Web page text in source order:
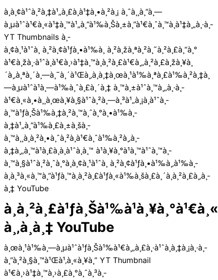
à¸­à¸¢à¹ˆà¸²à¸‡à¹„à¸£à¸à¹‡à¸•à¸²à¸¡ à¸ˆà¸¸à¸”à¸—
à¸µà¹ˆà¹€à¸«à¹‡à¸™à¹„à¸”à¹‰à¸Šà¸±à¸”à¹€à¸ˆà¸™à¸à¹‡à¸„à¸·à¸­
YT Thumbnails à¸­
à¸¢à¸¹à¹ˆà¸ à¸²à¸¢à¹ƒà¸•à¹‰à¸ à¸²à¸žà¸ªà¸²à¸˜à¸²à¸£à¸“à¸°
à¹€à¸žà¸·à¹ˆà¸­à¹€à¸›à¹‡à¸™à¸à¸²à¸£à¹€à¸„à¸²à¸£à¸žà¸¥à¸
´à¸‚à¸ªà¸´à¸—à¸˜à¸´à¹Œà¸‚à¸­à¸‡à¸œà¸¹à¹‰à¸ªà¸£à¹‰à¸²à¸‡à¸
—à¸µà¹ˆà¹à¸—à¹‰à¸ˆà¸£à¸´à¸‡ à¸™à¸±à¹ˆà¸™à¸„à¸·à¸­
à¹€à¸«à¸•à¸¸à¸œà¸¥à¸§à¹ˆà¸²à¸—à¸³à¹„à¸¡à¸à¹ˆà¸­
à¸™à¹ƒà¸Šà¹‰à¸‡à¸²à¸™à¸ˆà¸°à¸•à¹‰à¸­
à¸‡à¹„à¸”à¹‰à¸£à¸±à¸šà¸­
à¸™à¸¸à¸à¸²à¸•à¸ˆà¸²à¸à¹€à¸ˆà¹‰à¸²à¸‚à¸­
à¸‡à¸„à¸™à¹à¸£à¸à¸à¹ˆà¸­à¸™ à¹à¸¥à¸°à¹à¸™à¹ˆà¸™à¸­
à¸™à¸§à¹ˆà¸²à¸ˆà¸°à¸­à¸¢à¸¹à¹ˆà¸ à¸²à¸¢à¹ƒà¸•à¹‰à¸‚à¹‰à¸­
à¸à¸³à¸«à¸™à¸”à¹ƒà¸™à¸à¸²à¸£à¹ƒà¸«à¹‰à¸šà¸£à¸´à¸à¸²à¸£à¸‚à¸­
à¸‡ YouTube
à¸‚à¸­à¸‡ YouTube
à¸œà¸¹à¹‰à¸—à¸µà¹ˆà¹ƒà¸Šà¹‰à¹€à¸„à¸£à¸·à¹ˆà¸­à¸‡à¸¡à¸·à¸­
à¸”à¸²à¸§à¸™à¹Œà¹‚à¸«à¸¥à¸” YT Thumbnail
à¹€à¸›à¹‡à¸™à¸›à¸£à¸°à¸ˆà¸³à¸­